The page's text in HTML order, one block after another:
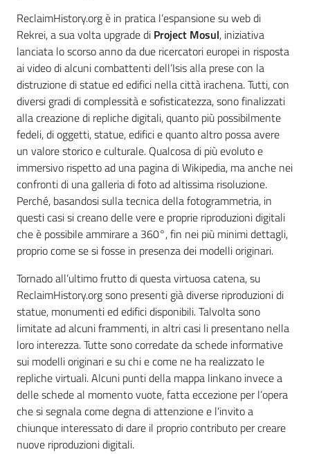
ReclaimHistory.org è in pratica l’espansione su web di
Rekrei, a sua volta upgrade di Project Mosul, iniziativa
lanciata lo scorso anno da due ricercatori europei in risposta
ai video di alcuni combattenti dell’Isis alla prese con la
distruzione di statue ed edifici nella città irachena. Tutti, con
diversi gradi di complessità e sofisticatezza, sono finalizzati
alla creazione di repliche digitali, quanto più possibilmente
fedeli, di oggetti, statue, edifici e quanto altro possa avere
un valore storico e culturale. Qualcosa di più evoluto e
immersivo rispetto ad una pagina di Wikipedia, ma anche nei
confronti di una galleria di foto ad altissima risoluzione.
Perché, basandosi sulla tecnica della fotogrammetria, in
questi casi si creano delle vere e proprie riproduzioni digitali
che è possibile ammirare a 360°, fin nei più minimi dettagli,
proprio come se si fosse in presenza dei modelli originari.
Tornado all’ultimo frutto di questa virtuosa catena, su
ReclaimHistory.org sono presenti già diverse riproduzioni di
statue, monumenti ed edifici disponibili. Talvolta sono
limitate ad alcuni frammenti, in altri casi li presentano nella
loro interezza. Tutte sono corredate da schede informative
sui modelli originari e su chi e come ne ha realizzato le
repliche virtuali. Alcuni punti della mappa linkano invece a
delle schede al momento vuote, fatta eccezione per l’opera
che si segnala come degna di attenzione e l’invito a
chiunque interessato di dare il proprio contributo per creare
nuove riproduzioni digitali.